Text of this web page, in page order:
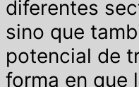
diferentes
sino que
potencial de
forma en que